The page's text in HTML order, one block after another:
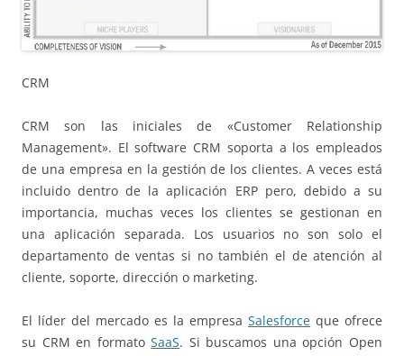
CRM
CRM son las iniciales de «Customer Relationship
Management». El software CRM soporta a los empleados
de una empresa en la gestión de los clientes. A veces está
incluido dentro de la aplicación ERP pero, debido a su
importancia, muchas veces los clientes se gestionan en
una aplicación separada. Los usuarios no son solo el
departamento de ventas si no también el de atención al
cliente, soporte, dirección o marketing.
El líder del mercado es la empresa Salesforce que ofrece
su CRM en formatoSaaS. Si buscamos una opción Open